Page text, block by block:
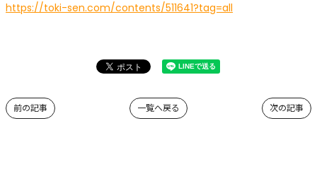
https://toki-sen.com/contents/511641?tag=all
次の記事
一覧へ戻る
前の記事